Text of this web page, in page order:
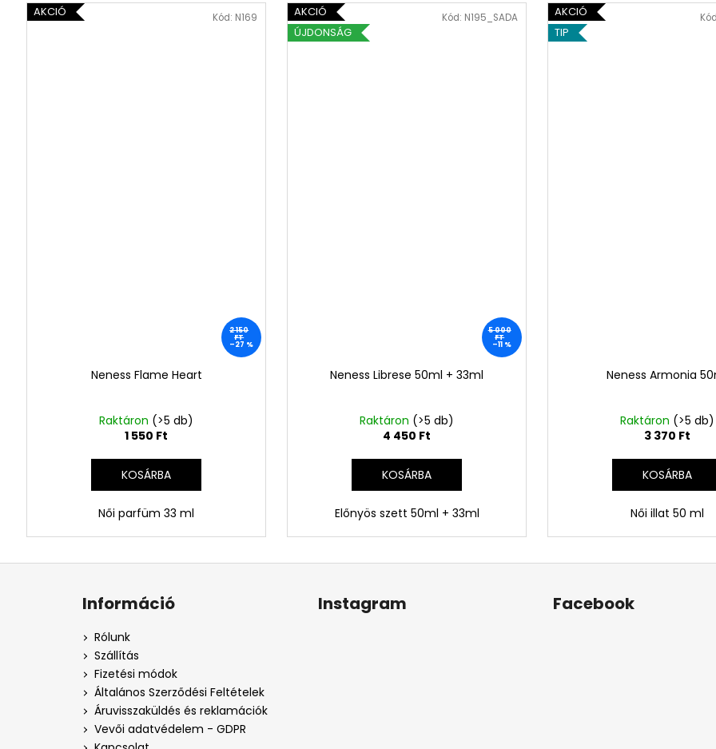
AKCIÓ
2 150
FT
–27 %
Neness Flame Heart
Raktáron (>5 db)
1 550 Ft
KOSÁRBA
Női parfüm 33 ml
Kód: N169
AKCIÓ
ÚJDONSÁG
5 000
FT
–11 %
Neness Librese 50ml + 33ml
Raktáron (>5 db)
4 450 Ft
KOSÁRBA
Előnyös szett 50ml + 33ml
Kód: N195_SADA
AKCIÓ
TIP
Neness Armonia
Raktáron (>5 db)
3 370 Ft
KOSÁRBA
Női illat 50 ml
Információ
Rólunk
Szállítás
Fizetési módok
Általános Szerződési Feltételek
Áruvisszaküldés és reklamációk
Vevői adatvédelem - GDPR
Instagram Facebook